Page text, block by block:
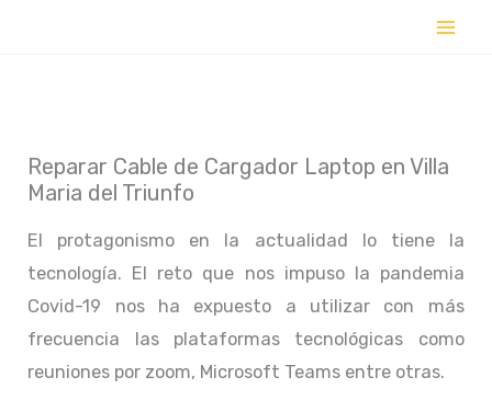
Reparar Cable de Cargador Laptop en Villa
Maria del Triunfo
El protagonismo en la actualidad lo tiene la
tecnología. El reto que nos impuso la pandemia
Covid-19 nos ha expuesto a utilizar con más
frecuencia las plataformas tecnológicas como
reuniones por zoom, Microsoft Teams entre otras.